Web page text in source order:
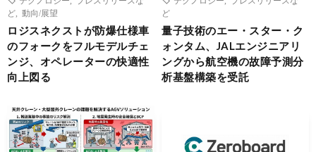
ど
動向/展望
ロジスネクストが防爆仕様車
のフォークをフルモデルチェ
ンジ、オペレーターの快適性
向上図る
ど
量子技術のエー・スター・ク
ォンタム、JALエンジニアリ
ングから航空機の故障予測分
析基盤構築を受託